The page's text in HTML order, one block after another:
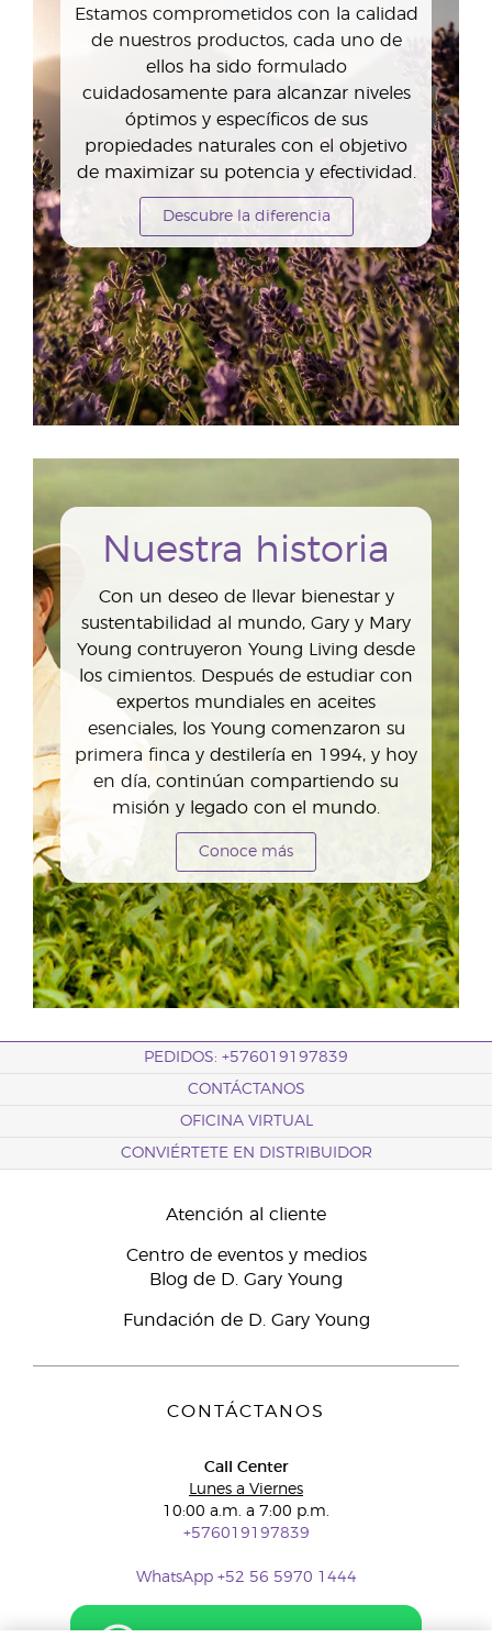
Estamos comprometidos con la calidad
de nuestros productos, cada uno de
ellos ha sido formulado
cuidadosamente para alcanzar niveles
óptimos y específicos de sus
propiedades naturales con el objetivo
de maximizar su potencia y efectividad.
Descubre la diferencia
Nuestra historia
Con un deseo de llevar bienestar y
sustentabilidad al mundo, Gary y Mary
Young contruyeron Young Living desde
los cimientos. Después de estudiar con
expertos mundiales en aceites
esenciales, los Young comenzaron su
primera finca y destilería en 1994, y hoy
en día, continúan compartiendo su
misión y legado con el mundo.
Conoce más
PEDIDOS: +576019197839
CONTÁCTANOS
OFICINA VIRTUAL
CONVIÉRTETE EN DISTRIBUIDOR
Atención al cliente
Centro de eventos y medios
Blog de D. Gary Young
Fundación de D. Gary Young
CONTÁCTANOS
Call Center
Lunes a Viernes
10:00 a.m. a 7:00 p.m.
+576019197839
WhatsApp +52 56 5970 1444